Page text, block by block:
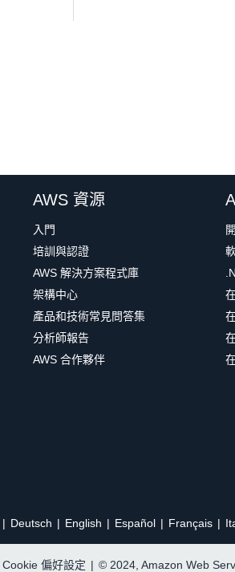
AWS 資源
入門
培訓與認證
AWS 解決方案程式庫
架構中心
產品和技術常見問答集
分析師報告
AWS 合作夥伴
Deutsch English Español Français
Cookie 偏好設定 | © 2024, Amazon Web